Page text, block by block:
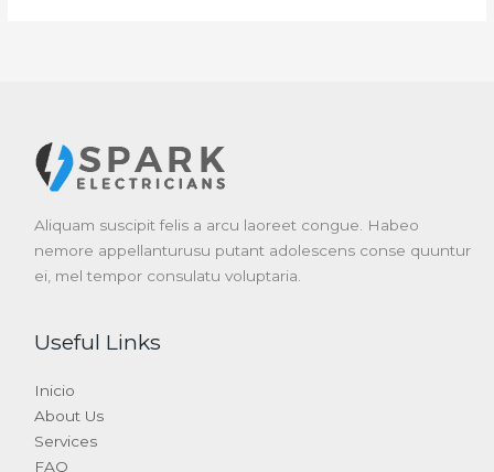
Aliquam suscipit felis a arcu laoreet congue. Habeo
nemore appellanturusu putant adolescens conse quuntur
ei, mel tempor consulatu voluptaria.
Useful Links
Inicio
About Us
Services
FAQ